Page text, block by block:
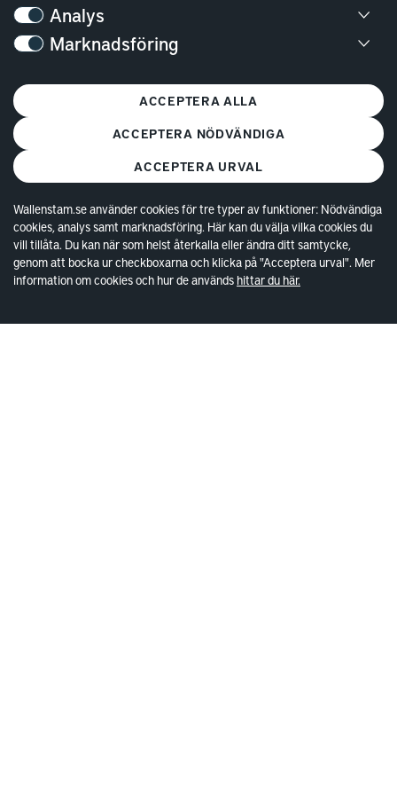
Analys
Marknadsföring
ACCEPTERA ALLA
ACCEPTERA NÖDVÄNDIGA
ACCEPTERA URVAL
Wallenstam.se använder cookies för tre typer av funktioner: Nödvändiga
cookies, analys samt marknadsföring. Här kan du välja vilka cookies du
vill tillåta. Du kan när som helst återkalla eller ändra ditt samtycke,
genom att bocka ur checkboxarna och klicka på "Acceptera urval". Mer
information om cookies och hur de används hittar du här.
Bostäder
Bostadskö
Mina Sidor
Parkering och förråd
Kundservice
Lokaler
Kund hos Wallenstam